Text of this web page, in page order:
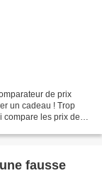
de prix
un cadeau ! Trop
compare les prix de
fausse